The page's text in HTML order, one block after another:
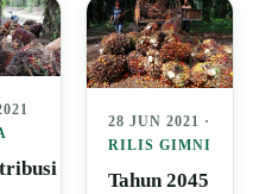
28 JUN 2021 ·
RILIS GIMNI
Tahun 2045